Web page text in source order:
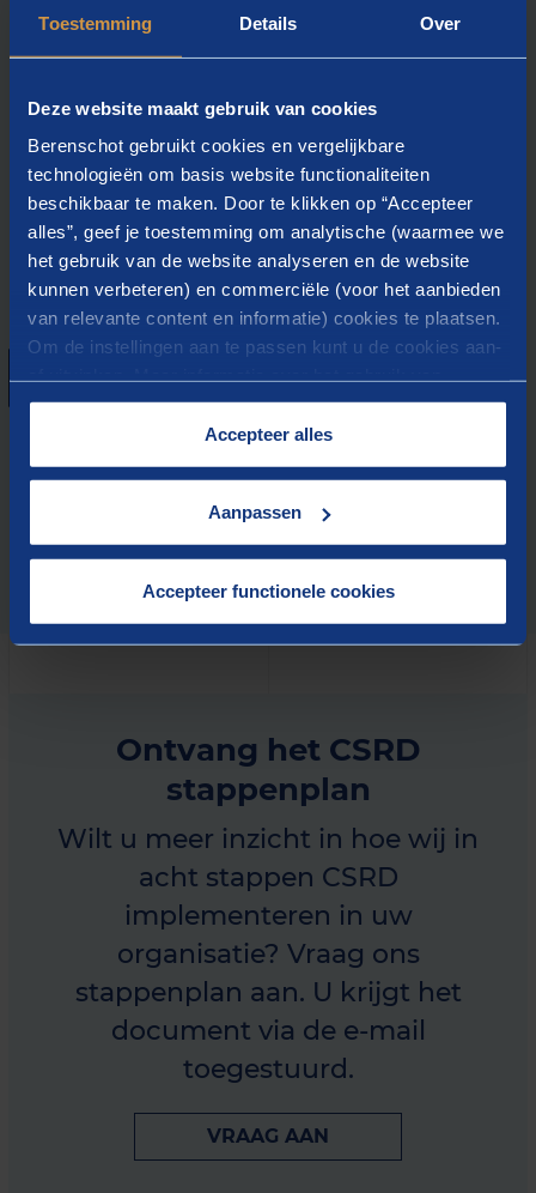
Toestemming Details Over
Deze website maakt gebruik van cookies
Berenschot gebruikt cookies en vergelijkbare
technologieën om basis website functionaliteiten
beschikbaar te maken. Door te klikken op “Accepteer
alles”, geef je toestemming om analytische (waarmee we
het gebruik van de website analyseren en de website
kunnen verbeteren) en commerciële (voor het aanbieden
van relevante content en informatie) cookies te plaatsen.
Om de instellingen aan te passen kunt u de cookies aan-
cookies op onze website treft u in onze
Accepteer alles
Aanpassen
Accepteer functionele cookies
rapportage, waarin inspanningen en voortgang van de
gedefinieerde ESG-doelstellingen staan weergegeven
Stap 8: Audit readiness – klaar voor de strenge blik en
moeilijke vragen van de accountant.
Ontvang het CSRD
stappenplan
Wilt u meer inzicht in hoe wij in
acht stappen CSRD
implementeren in uw
organisatie? Vraag ons
stappenplan aan. U krijgt het
document via de e-mail
toegestuurd.
VRAAG AAN